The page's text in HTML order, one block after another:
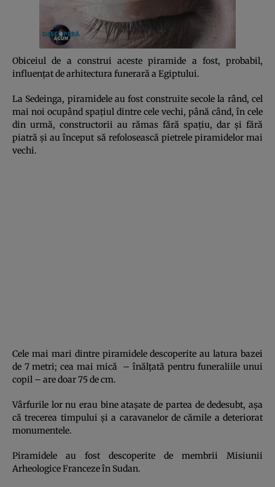
Obiceiul de a construi aceste piramide a fost, probabil,
influenţat de arhitectura funerară a Egiptului.
La Sedeinga, piramidele au fost construite secole la rând, cel
mai noi ocupând spaţiul dintre cele vechi, până când, în cele
din urmă, constructorii au rămas fără spaţiu, dar şi fără
piatră şi au început să refolosească pietrele piramidelor mai
vechi.
Cele mai mari dintre piramidele descoperite au latura bazei
de 7 metri; cea mai mică – înălţată pentru funeraliile unui
copil – are doar 75 de cm.
Vârfurile lor nu erau bine ataşate de partea de dedesubt, aşa
că trecerea timpului şi a caravanelor de cămile a deteriorat
monumentele.
Piramidele au fost descoperite de membrii Misiunii
Arheologice Franceze în Sudan.